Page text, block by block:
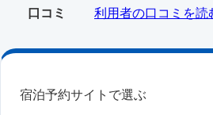
口コミ
利用者の口コミを
宿泊予約サイトで選ぶ